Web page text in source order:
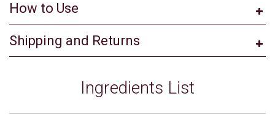
How to Use
Shipping and Returns
Ingredients List